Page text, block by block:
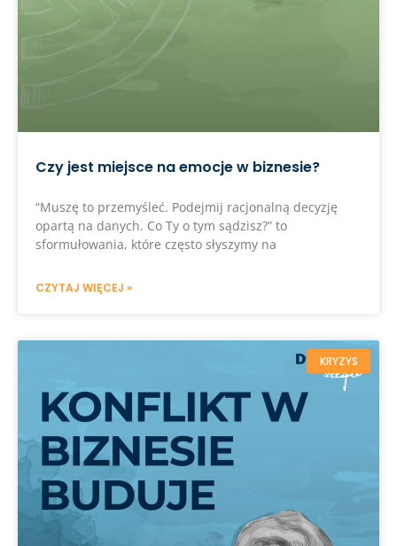
Czy jest miejsce na emocje w biznesie?
“Muszę to przemyśleć. Podejmij racjonalną decyzję
opartą na danych. Co Ty o tym sądzisz?” to
sformułowania, które często słyszymy na
CZYTAJ WIĘCEJ »
KRYZYS